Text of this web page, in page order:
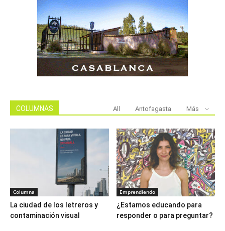
COLUMNAS All Antofagasta Más
Columna
La ciudad de los letreros y
contaminación visual
Emprendiendo
¿Estamos educando para
responder o para preguntar?